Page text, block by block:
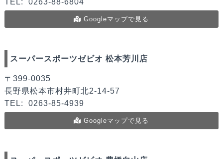
TEL: 0263-88-6804
Googleマップで見る
スーパースポーツゼビオ 松本芳川店
〒399-0035
長野県松本市村井町北2-14-57
TEL:
0263-85-4939
Googleマップで見る